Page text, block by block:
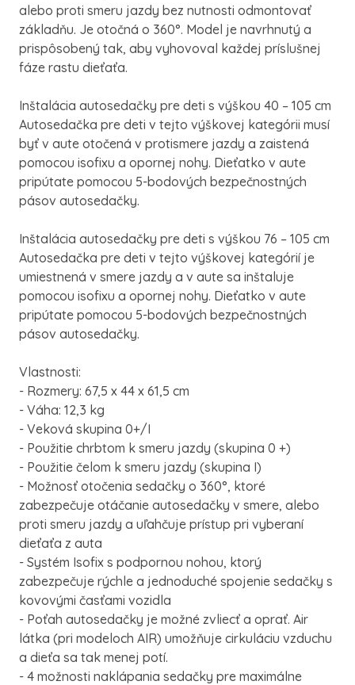
alebo proti smeru jazdy bez nutnosti odmontovať
základňu. Je otočná o 360°. Model je navrhnutý a
prispôsobený tak, aby vyhovoval každej príslušnej
fáze rastu dieťaťa.
Inštalácia autosedačky pre deti s výškou 40 – 105 cm
Autosedačka pre deti v tejto výškovej kategórii musí
byť v aute otočená v protismere jazdy a zaistená
pomocou isofixu a opornej nohy. Dieťatko v aute
pripútate pomocou 5-bodových bezpečnostných
pásov autosedačky.
Inštalácia autosedačky pre deti s výškou 76 – 105 cm
Autosedačka pre deti v tejto výškovej kategórií je
umiestnená v smere jazdy a v aute sa inštaluje
pomocou isofixu a opornej nohy. Dieťatko v aute
pripútate pomocou 5-bodových bezpečnostných
pásov autosedačky.
Vlastnosti:
- Rozmery: 67,5 x 44 x 61,5 cm
- Váha: 12,3 kg
- Veková skupina 0+/I
- Použitie chrbtom k smeru jazdy (skupina 0 +)
- Použitie čelom k smeru jazdy (skupina I)
- Možnosť otočenia sedačky o 360°, ktoré
zabezpečuje otáčanie autosedačky v smere, alebo
proti smeru jazdy a uľahčuje prístup pri vyberaní
dieťaťa z auta
- Systém Isofix s podpornou nohou, ktorý
zabezpečuje rýchle a jednoduché spojenie sedačky s
kovovými časťami vozidla
- Poťah autosedačky je možné zvliecť a oprať. Air
látka (pri modeloch AIR) umožňuje cirkuláciu vzduchu
a dieťa sa tak menej potí.
- 4 možnosti naklápania sedačky pre maximálne